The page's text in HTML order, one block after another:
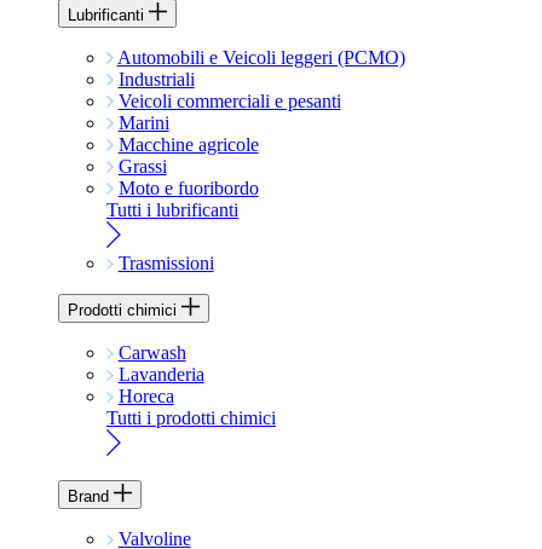
Lubrificanti
Automobili e Veicoli leggeri (PCMO)
Industriali
Veicoli commerciali e pesanti
Marini
Macchine agricole
Grassi
Moto e fuoribordo
Tutti i lubrificanti
Trasmissioni
Prodotti chimici
Carwash
Lavanderia
Horeca
Tutti i prodotti chimici
Brand
Valvoline